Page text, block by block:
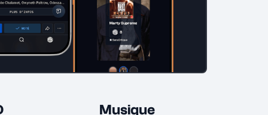
Musique